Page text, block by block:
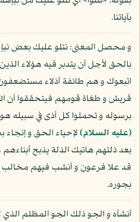
بآياتنا.
و محصل المعنى: نتلو عليك بعض
بالحق لأجل أن يتدبر فيه هؤلاء
اتبعوك و هم طائفة أذلاء
قريش و طغاة قومهم فيتحققوا أن
برسوله و تحملوا كل أذى في سبيله
(عليه السلام)لإحياء الحق و إنجاء
بعد ذلتهم هاتيك الذلة يذبح
قد علا فرعون و أنشب فيهم مخالب
بجوره.
أنشأه و الجو ذلك الجو المظلم الذي